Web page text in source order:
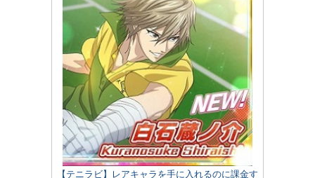
【テニラビ】レアキャラを手に入れるのに課金す